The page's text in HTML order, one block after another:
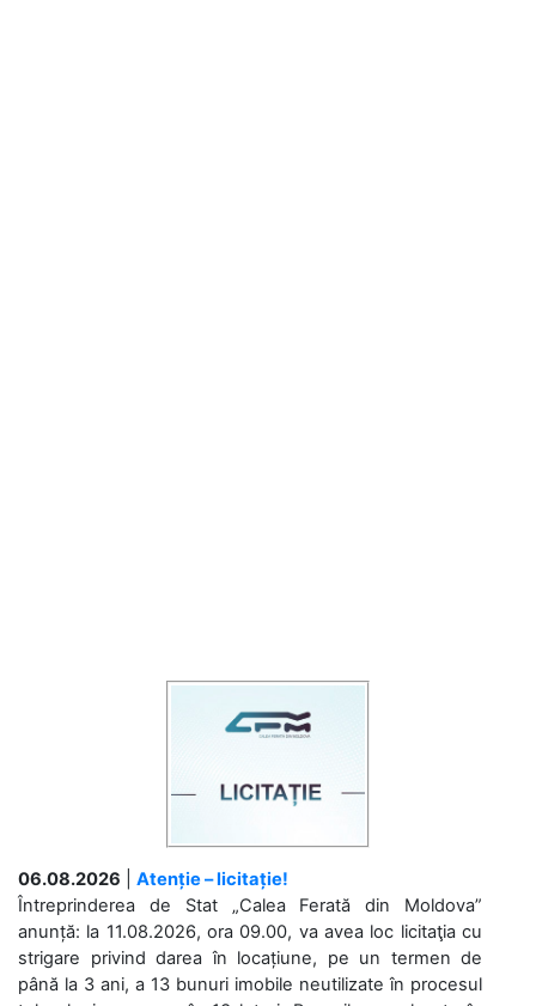
06.08.2026
Atenție – licitație!
Întreprinderea de Stat „Calea Ferată din Moldova”
anunță: la 11.08.2026, ora 09.00, va avea loc licitaţia cu
strigare privind darea în locațiune, pe un termen de
până la 3 ani, a 13 bunuri imobile neutilizate în procesul